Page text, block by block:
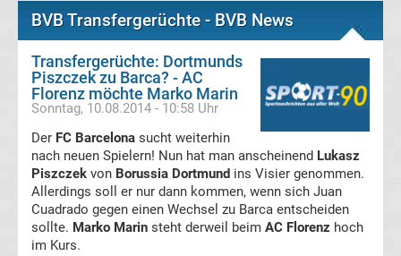
FC
Saarbrücken
Transfergerüchte
1.
FC
BVB Transfergerüchte - BVB News
Transfergerüchte: Dortmunds
Piszczek zu Barca? - AC
Florenz möchte Marko Marin
Sonntag, 10.08.2014 - 10:58 Uhr
Der FC Barcelona sucht weiterhin
nach neuen Spielern! Nun hat man anscheinend Lukasz
Piszczek von Borussia Dortmund ins Visier genommen.
Allerdings soll er nur dann kommen, wenn sich Juan
Cuadrado gegen einen Wechsel zu Barca entscheiden
sollte. Marko Marin steht derweil beim AC Florenz hoch
im Kurs.